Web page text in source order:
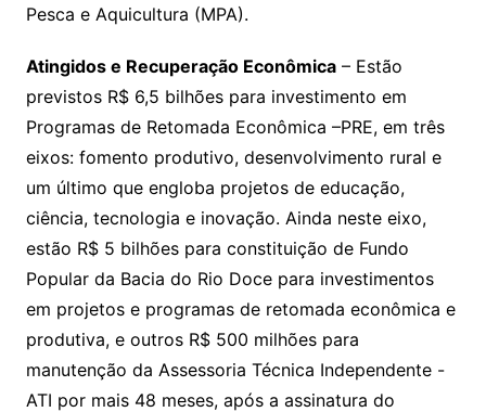
Pesca e Aquicultura (MPA).
Atingidos e Recuperação Econômica– Estão
previstos R$ 6,5 bilhões para investimento em
Programas de Retomada Econômica –PRE, em três
eixos: fomento produtivo, desenvolvimento rural e
um último que engloba projetos de educação,
ciência, tecnologia e inovação. Ainda neste eixo,
estão R$ 5 bilhões para constituição de Fundo
Popular da Bacia do Rio Doce para investimentos
em projetos e programas de retomada econômica e
produtiva, e outros R$ 500 milhões para
manutenção da Assessoria Técnica Independente -
ATI por mais 48 meses, após a assinatura do